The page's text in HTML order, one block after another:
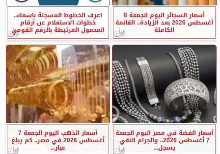
أسعار السجائر اليوم الجمعة 8
أغسطس 2026 بعد الزيادة.. القائمة
الكاملة
اعرف الخطوط المسجلة باسمك..
خطوات الاستعلام عن أرقام
المحمول المرتبطة بالرقم القومي
أسعار الفضة في مصر اليوم الجمعة
7 أغسطس 2026.. والجرام النقي
يسجل...
أسعار الذهب اليوم الجمعة 7
أغسطس 2026 في مصر.. كم يبلغ
عيار...